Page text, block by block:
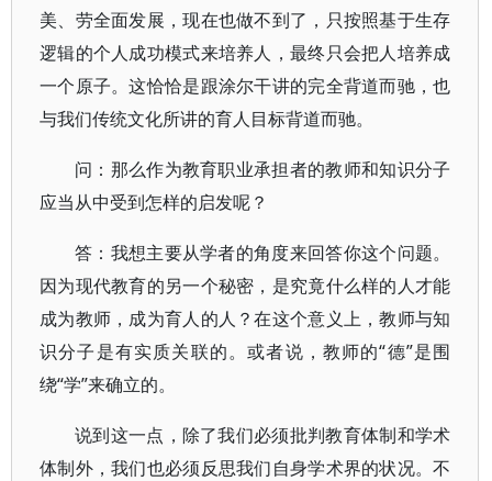
美、劳全面发展，现在也做不到了，只按照基于生存
逻辑的个人成功模式来培养人，最终只会把人培养成
一个原子。这恰恰是跟涂尔干讲的完全背道而驰，也
与我们传统文化所讲的育人目标背道而驰。
问：那么作为教育职业承担者的教师和知识分子
应当从中受到怎样的启发呢？
答：我想主要从学者的角度来回答你这个问题。
因为现代教育的另一个秘密，是究竟什么样的人才能
成为教师，成为育人的人？在这个意义上，教师与知
识分子是有实质关联的。或者说，教师的“德”是围
绕“学”来确立的。
说到这一点，除了我们必须批判教育体制和学术
体制外，我们也必须反思我们自身学术界的状况。不